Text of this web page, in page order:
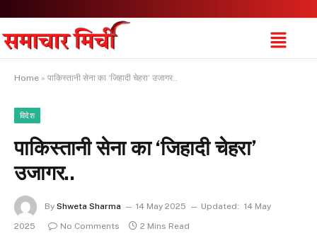
Home » पाकिस्तानी सेना का ‘जिहादी चेहरा’ उजागर..
विदेश
पाकिस्तानी सेना का ‘जिहादी चेहरा’
उजागर..
By Shweta Sharma 14 May 2025 Updated: 14 May
2025
No Comments 2 Mins Read